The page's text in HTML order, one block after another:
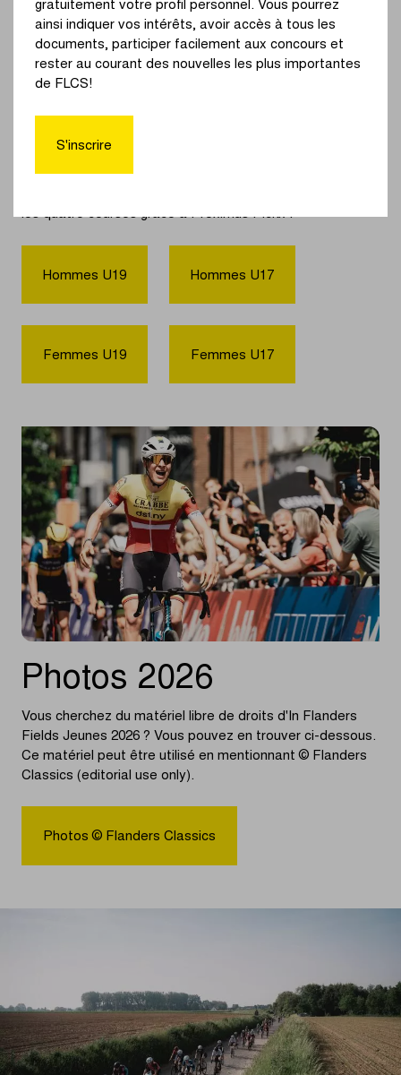
Revivez les courses
ont à nouveau donné le meilleur d'eux-mêmes lors de la
les quatre courses grâce à Proximus Pickx !
Hommes U19 Hommes U17
Femmes U19 Femmes U17
Photos 2026
Vous cherchez du matériel libre de droits d'In Flanders
Fields Jeunes 2026 ? Vous pouvez en trouver ci-dessous.
Ce matériel peut être utilisé en mentionnant © Flanders
Classics (editorial use only).
Photos © Flanders Classics
gratuitement votre profil personnel. Vous pourrez
ainsi indiquer vos intérêts, avoir accès à tous les
documents, participer facilement aux concours et
rester au courant des nouvelles les plus importantes
de FLCS!
S'inscrire